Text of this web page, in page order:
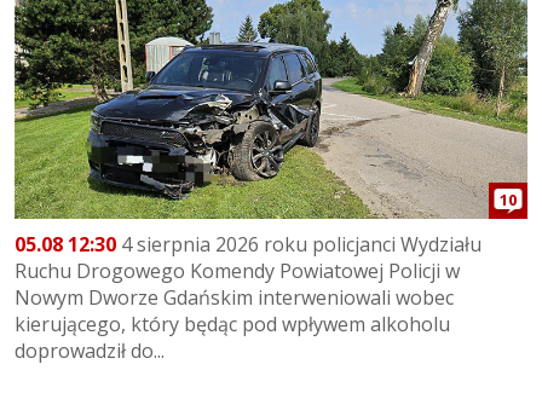
10
05.08 12:30 4 sierpnia 2026 roku policjanci Wydziału
Ruchu Drogowego Komendy Powiatowej Policji w
Nowym Dworze Gdańskim interweniowali wobec
kierującego, który będąc pod wpływem alkoholu
doprowadził do...